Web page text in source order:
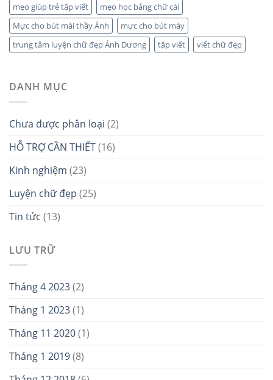
mẹo giúp trẻ tập viết
mẹo học bảng chữ cái
Mực cho bút mài thầy Ánh
mực cho bút máy
trung tâm luyện chữ đẹp Ánh Dương
tập viết viết chữ đẹp
DANH MỤC
Chưa được phân loại (2)
HỖ TRỢ CẦN THIẾT(16)
Kinh nghiệm (23)
Luyện chữ đẹp (25)
Tin tức (13)
LƯU TRỮ
Tháng 4 2023(2)
Tháng 1 2023(1)
Tháng 11 2020(1)
Tháng 1 2019(8)